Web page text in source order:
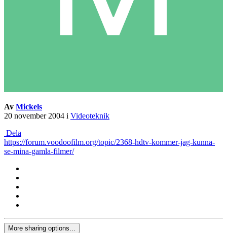
Av Mickels
20 november 2004 i Videoteknik
Dela
https://forum.voodoofilm.org/topic/2368-hdtv-kommer-jag-kunna-
se-mina-gamla-filmer/
More sharing options...